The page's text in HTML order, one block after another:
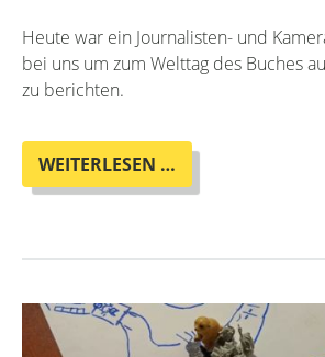
Heute war ein Journalisten- und
bei uns um zum Welttag des Buches
zu berichten.
WEITERLESEN …
MIT
ZUM
DES
BUCHES